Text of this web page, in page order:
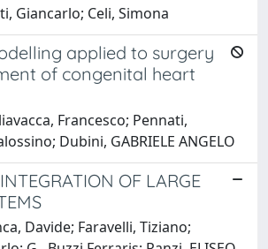
Giancarlo; Celi, Simona
applied to surgery
of congenital heart
Francesco; Pennati,
Dubini, GABRIELE ANGELO
OF LARGE
Davide; Faravelli, Tiziano;